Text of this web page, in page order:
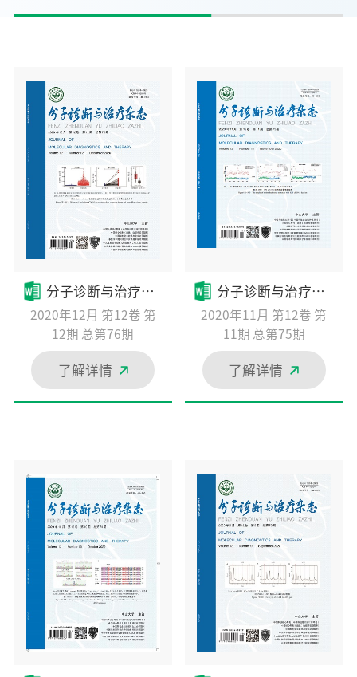
分子诊断与治疗杂态
2020年12月 第12卷 第
12期 总第76期
了解详情
分子诊断与治疗杂态
2020年11月 第12卷 第
11期 总第75期
了解详情